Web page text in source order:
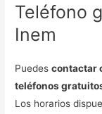
Teléfono
Inem
Puedescontactar
teléfonos
Los horarios